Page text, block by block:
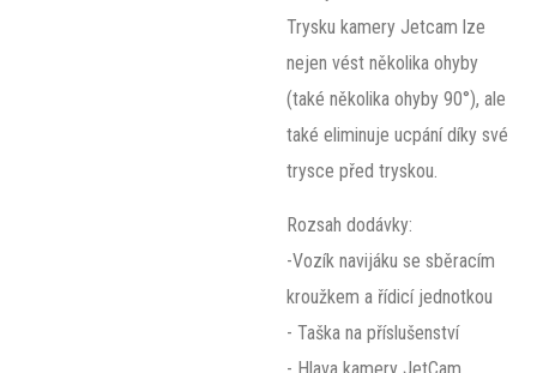
Trysku kamery Jetcam lze
nejen vést několika ohyby
(také několika ohyby 90°), ale
také eliminuje ucpání díky své
trysce před tryskou.
Rozsah dodávky:
-Vozík navijáku se sběracím
kroužkem a řídicí jednotkou
- Taška na příslušenství